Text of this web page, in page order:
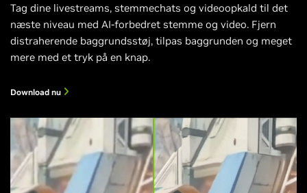
Tag dine livestreams, stemmechats og videoopkald til det
næste niveau med AI-forbedret stemme og video. Fjern
distraherende baggrundsstøj, tilpas baggrunden og meget
mere med et tryk på en knap.
Download nu